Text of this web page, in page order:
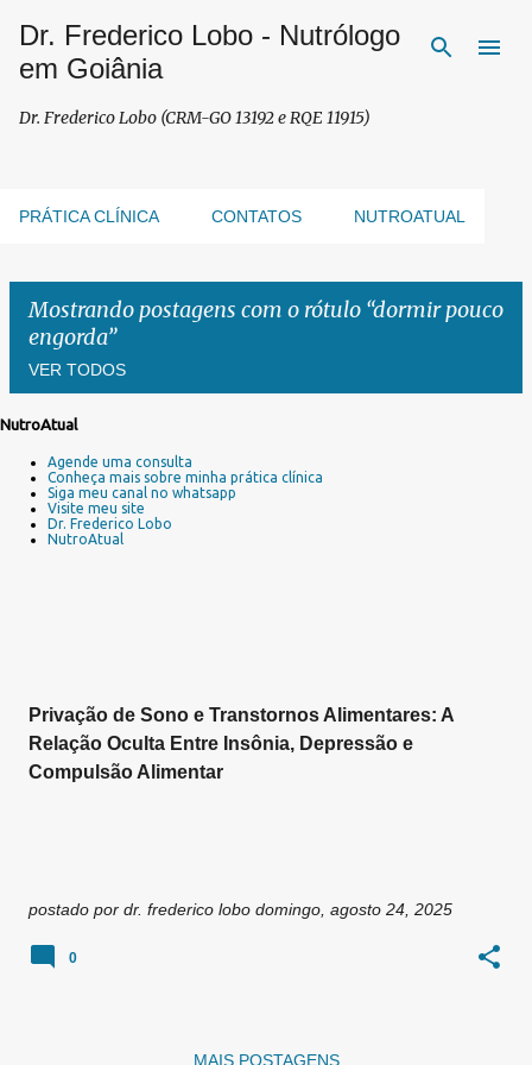
Pular para o conteúdo principal
Dr. Frederico Lobo - Nutrólogo
em Goiânia
Dr. Frederico Lobo (CRM-GO 13192 e RQE 11915)
PRÁTICA CLÍNICA CONTATOS NUTROATUAL
Mostrando postagens com o rótulo dormir pouco
engorda
VER TODOS
NutroAtual
Agende uma consulta
Conheça mais sobre minha prática clínica
Siga meu canal no whatsapp
Visite meu site
Dr. Frederico Lobo
NutroAtual
Privação de Sono e Transtornos Alimentares: A
Relação Oculta Entre Insônia, Depressão e
Compulsão Alimentar
postado por dr. frederico lobo domingo, agosto 24, 2025
0
MAIS POSTAGENS